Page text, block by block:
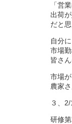
「営
出荷
だと
自分
市場
皆さ
市場
農家
３、
研修